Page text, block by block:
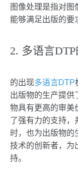
图像处理是指对
能够满足出版的要
2. 多语言DTP
的出现多语言DTP
出版物的生产提供
物具有更高的审美
了强有力的支持，
时，也为出版物的
技术的创新者，为
持。